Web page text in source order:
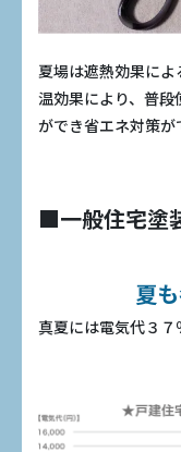
夏場は遮熱効果に
温効果により、普
ができ省エネ対策が
■一般住宅塗
夏
真夏には電気代３